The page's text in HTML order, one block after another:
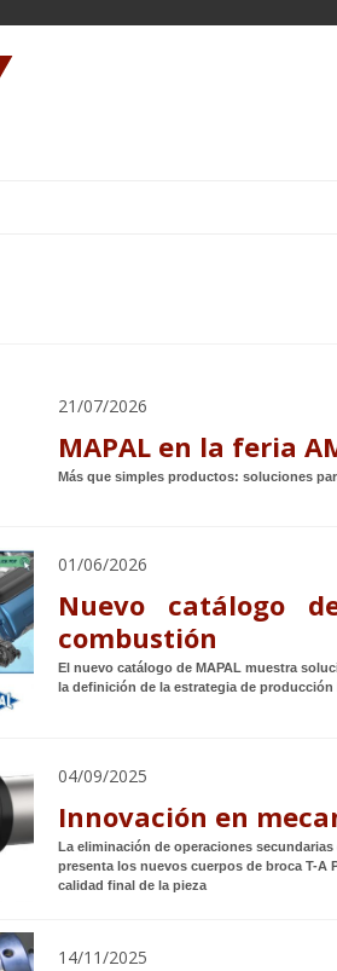
21/07/2026
MAPAL en la feria
Más que simples productos: soluciones
01/06/2026
Nuevo catálogo
combustión
El nuevo catálogo de MAPAL muestra
la definición de la estrategia de
04/09/2025
Innovación en
La eliminación de operaciones
presenta los nuevos cuerpos de broca T-A
calidad final de la pieza
14/11/2025